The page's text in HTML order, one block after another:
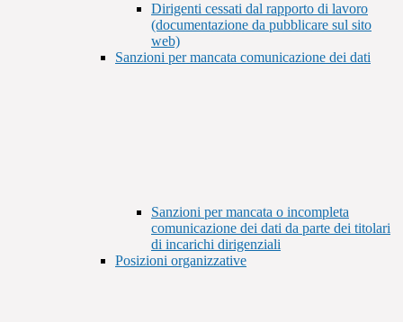
Dirigenti cessati dal rapporto di lavoro
(documentazione da pubblicare sul sito
web)
Sanzioni per mancata comunicazione dei dati
Sanzioni per mancata o incompleta
comunicazione dei dati da parte dei titolari
di incarichi dirigenziali
Posizioni organizzative